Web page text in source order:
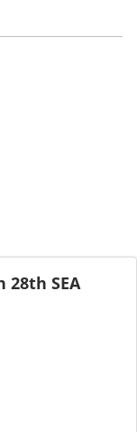
28th SEA